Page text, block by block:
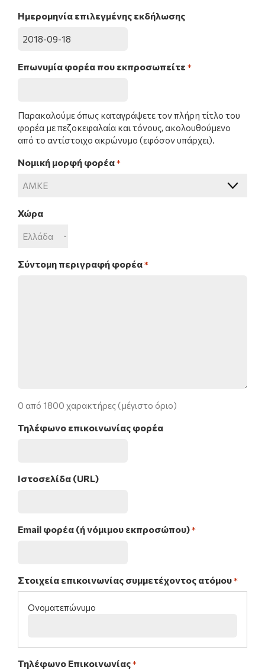
Ημερομηνία επιλεγμένης εκδήλωσης
Επωνυμία φορέα που εκπροσωπείτε *
Παρακαλούμε όπως καταγράψετε τον πλήρη τίτλο του
φορέα με πεζοκεφαλαία και τόνους, ακολουθούμενο
από το αντίστοιχο ακρώνυμο (εφόσον υπάρχει).
Νομική μορφή φορέα *
Χώρα
Σύντομη περιγραφή φορέα *
0 από 1800 χαρακτήρες (μέγιστο όριο)
Τηλέφωνο επικοινωνίας φορέα
Ιστοσελίδα (URL)
Email φορέα (ή νόμιμου εκπροσώπου) *
Στοιχεία επικοινωνίας συμμετέχοντος ατόμου *
Τηλέφωνο Επικοινωνίας *